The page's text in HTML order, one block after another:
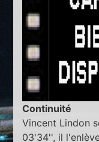
Continuité
Vincent Lindon
03'34'', il